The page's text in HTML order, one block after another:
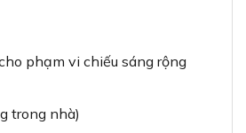
phạm vi chiếu sáng rộng
trong nhà)